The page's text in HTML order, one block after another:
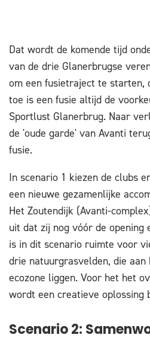
Dat wordt de komende tijd
van de drie Glanerbrugse
om een fusietraject te starten,
toe is een fusie altijd de
Sportlust Glanerbrug. Naar
de 'oude garde' van Avanti
fusie.
In scenario 1 kiezen de clubs
een nieuwe gezamenlijke
Het Zoutendijk (Avanti-
uit dat zij nog vóór de opening
is in dit scenario ruimte voor
drie natuurgrasvelden, die aan
ecozone liggen. Voor het het
wordt een creatieve oplossing
Scenario 2: